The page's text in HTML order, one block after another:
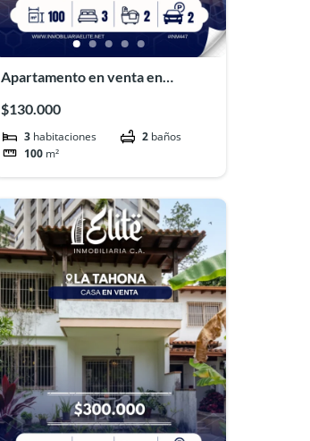
Apartamento en venta en
$130.000
3 habitaciones 2 baños
100 m²